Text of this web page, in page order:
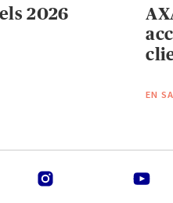
2026
EN